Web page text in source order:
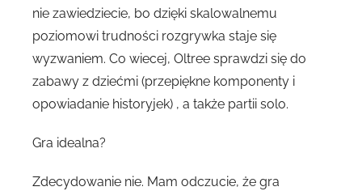
nie zawiedziecie, bo dzięki skalowalnemu
poziomowi trudności rozgrywka staje się
wyzwaniem. Co wiecej, Oltree sprawdzi się do
zabawy z dziećmi (przepiękne komponenty i
opowiadanie historyjek) , a także partii solo.
Gra idealna?
Zdecydowanie nie. Mam odczucie, że gra